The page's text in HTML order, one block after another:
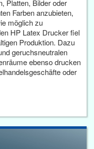
Platten, Bilder oder
Farben anzubieten,
möglich zu
HP Latex Drucker fiel
Produktion. Dazu
geruchsneutralen
ebenso drucken
oder